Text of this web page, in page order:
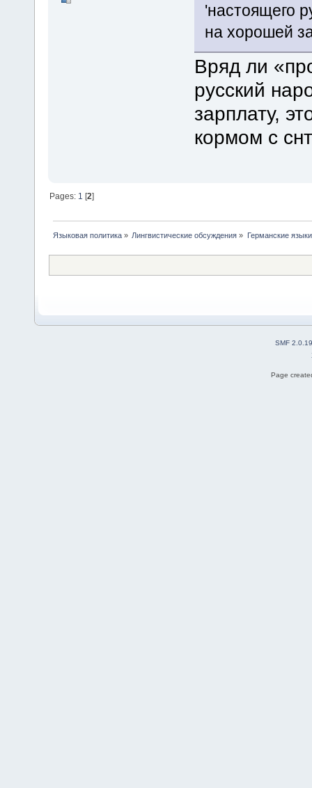
'настоящего
на хорошей
Вряд ли
русский
зарплату,
кормом с
Pages: 1 [2]
Языковая политика» Лингвистические обсуждения » Германские языки
SMF 2.0.19
Page